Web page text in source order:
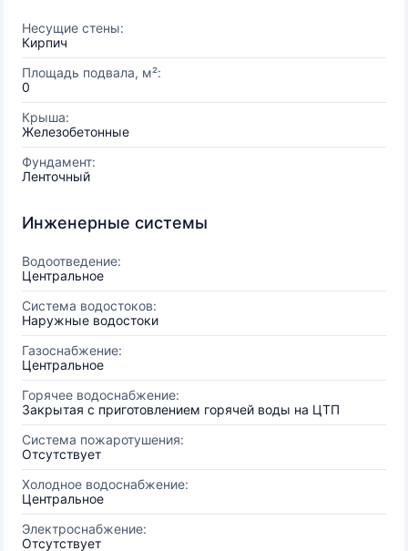
Несущие стены:
Кирпич
Площадь подвала, м²:
0
Крыша:
Железобетонные
Фундамент:
Ленточный
Инженерные системы
Водоотведение:
Центральное
Система водостоков:
Наружные водостоки
Газоснабжение:
Центральное
Горячее водоснабжение:
Закрытая с приготовлением горячей воды на ЦТП
Система пожаротушения:
Отсутствует
Холодное водоснабжение:
Центральное
Электроснабжение:
Отсутствует